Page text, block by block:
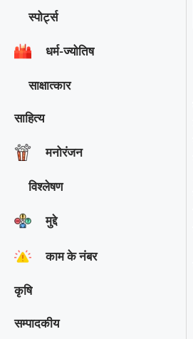
स्पोर्ट्स
धर्म-ज्योतिष
साक्षात्‍कार
साहित्य
मनोरंजन
विश्‍लेषण
मुद्दे
काम के नंबर
कृषि
सम्पादकीय